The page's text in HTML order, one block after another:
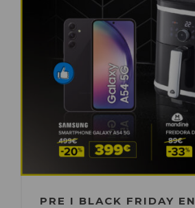
PRE I BLACK FRIDAY EN